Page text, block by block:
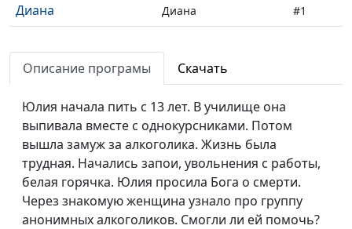
Диана Диана #1
Описание програмы Скачать
Юлия начала пить с 13 лет. В училище она
выпивала вместе с однокурсниками. Потом
вышла замуж за алкоголика. Жизнь была
трудная. Начались запои, увольнения с работы,
белая горячка. Юлия просила Бога о смерти.
Через знакомую женщина узнало про группу
анонимных алкоголиков. Смогли ли ей помочь?